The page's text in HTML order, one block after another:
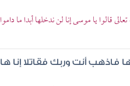
قالوا يا موسى إنا لن ندخلها أبدا ما داموا
فاذهب أنت وربك فقاتلا إنا ها